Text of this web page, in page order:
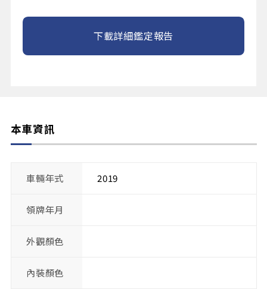
下載詳細鑑定報告
本車資訊
車輛年式 2019
領牌年月
外觀顏色
內裝顏色